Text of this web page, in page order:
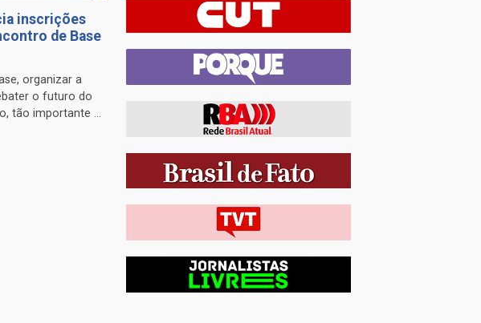
inscrições
de Base
organizar a
o futuro do
tão importante ...